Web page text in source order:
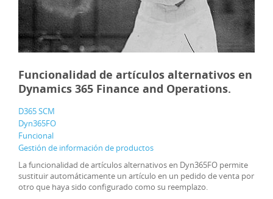
Funcionalidad de artículos alternativos en
Dynamics 365 Finance and Operations.
D365 SCM
Dyn365FO
Funcional
Gestión de información de productos
La funcionalidad de artículos alternativos en Dyn365FO permite
sustituir automáticamente un artículo en un pedido de venta por
otro que haya sido configurado como su reemplazo.